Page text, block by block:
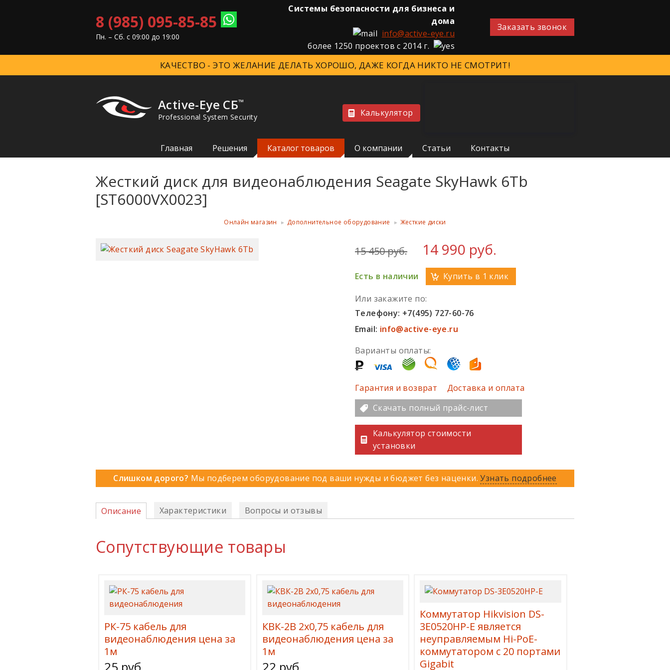
8 (985) 095-85-85
Пн. – Cб. с 09:00 до 19:00
Системы безопасности для бизнеса и
дома
info@active-eye.ru
более 1250 проектов с 2014 г.
Заказать звонок
КАЧЕСТВО - ЭТО ЖЕЛАНИЕ ДЕЛАТЬ ХОРОШО, ДАЖЕ КОГДА НИКТО НЕ СМОТРИТ!
Active-Eye СБ™
Professional System Security
Калькулятор
Главная Решения Каталог товаров О компании Статьи Контакты
Жесткий диск для видеонаблюдения Seagate SkyHawk 6Tb
[ST6000VX0023]
Онлайн магазин Дополнительное оборудование Жесткие диски
15 450 руб. 14 990 руб.
Есть в наличии Купить в 1 клик
Или закажите по:
Телефону: +7(495) 727-60-76
Email: info@active-eye.ru
Варианты оплаты:
Гарантия и возврат
Доставка и оплата
Скачать полный прайс-лист
Калькулятор стоимости
установки
Слишком дорого? Мы подберем оборудование под ваши нужды и бюджет без наценки.Узнать подробнее
Описание Характеристики Вопросы и отзывы
Сопутствующие товары
РК-75 кабель для
видеонаблюдения цена за
1м
КВК-2В 2х0,75 кабель для
видеонаблюдения цена за
1м
Коммутатор Hikvision DS-
3E0520HP-E является
неуправляемым Hi-PoE-
коммутатором с 20 портами
Gigabit